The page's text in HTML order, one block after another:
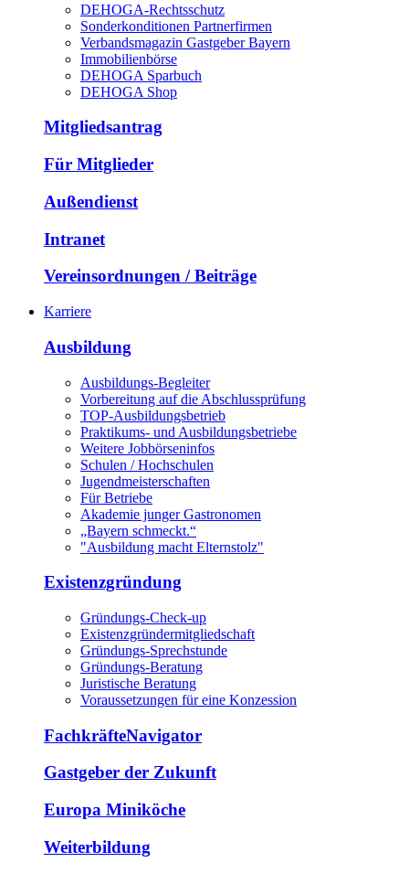
DEHOGA-Rechtsschutz
Sonderkonditionen Partnerfirmen
Verbandsmagazin Gastgeber Bayern
Immobilienbörse
DEHOGA Sparbuch
DEHOGA Shop
Mitgliedsantrag
Für Mitglieder
Außendienst
Intranet
Vereinsordnungen / Beiträge
Karriere
Ausbildung
Ausbildungs-Begleiter
Vorbereitung auf die Abschlussprüfung
TOP-Ausbildungsbetrieb
Praktikums- und Ausbildungsbetriebe
Weitere Jobbörseninfos
Schulen / Hochschulen
Jugendmeisterschaften
Für Betriebe
Akademie junger Gastronomen
„Bayern schmeckt.“
"Ausbildung macht Elternstolz"
Existenzgründung
Gründungs-Check-up
Existenzgründermitgliedschaft
Gründungs-Sprechstunde
Gründungs-Beratung
Juristische Beratung
Voraussetzungen für eine Konzession
FachkräfteNavigator
Gastgeber der Zukunft
Europa Miniköche
Weiterbildung